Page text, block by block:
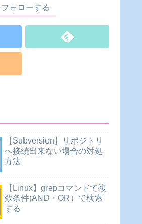
ォローする
【Subversion】リポジトリ
へ接続出来ない場合の対処
方法
【Linux】grepコマンドで複
数条件(AND・OR）で検索
する